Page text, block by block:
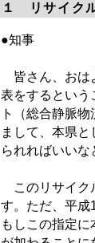
１ リサイク
●知事
皆さん、おは
表をするという
ト（総合静脈
まして、本県
られればいいな
このリサイク
す。ただ、平成
もしこの指定